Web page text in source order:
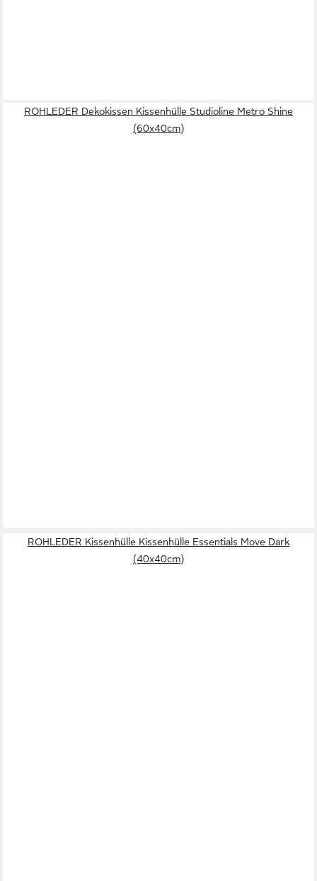
ROHLEDER Dekokissen Kissenhülle Studioline Metro Shine
(60x40cm)
ROHLEDER Kissenhülle Kissenhülle Essentials Move Dark
(40x40cm)